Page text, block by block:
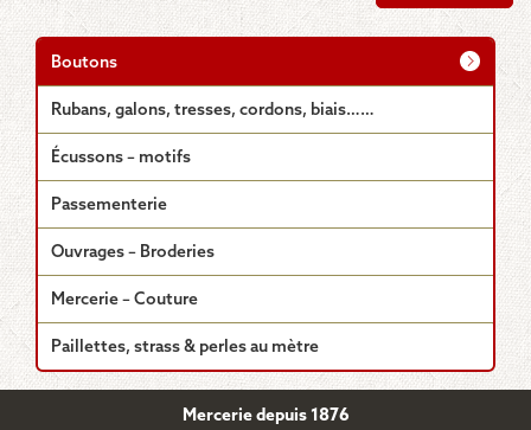
Boutons
Rubans, galons, tresses, cordons, biais……
Écussons – motifs
Passementerie
Ouvrages – Broderies
Mercerie – Couture
Paillettes, strass & perles au mètre
Mercerie depuis 1876